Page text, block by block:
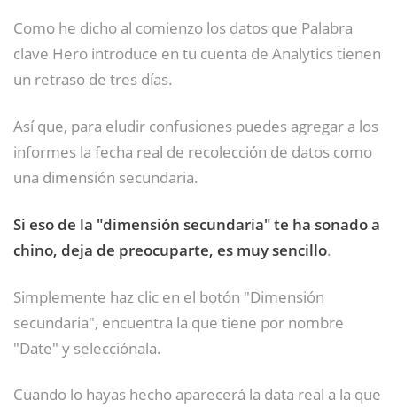
Como he dicho al comienzo los datos que Palabra
clave Hero introduce en tu cuenta de Analytics tienen
un retraso de tres días.
Así que, para eludir confusiones puedes agregar a los
informes la fecha real de recolección de datos como
una dimensión secundaria.
Si eso de la "dimensión secundaria" te ha sonado a
chino, deja de preocuparte, es muy sencillo.
Simplemente haz clic en el botón "Dimensión
secundaria", encuentra la que tiene por nombre
"Date" y selecciónala.
Cuando lo hayas hecho aparecerá la data real a la que